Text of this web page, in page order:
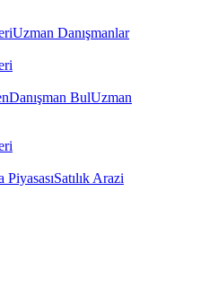
Uzman Danışmanlar
Danışman BulUzman
PiyasasıSatılık Arazi